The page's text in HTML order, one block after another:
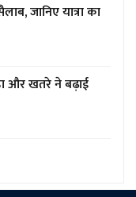
जानिए यात्रा का
और खतरे ने बढ़ाई